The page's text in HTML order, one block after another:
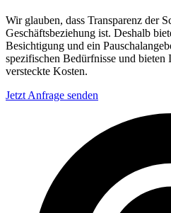
Wir glauben, dass Transparenz der
Geschäftsbeziehung ist. Deshalb
Besichtigung und ein
spezifischen Bedürfnisse und bieten
versteckte Kosten.
Jetzt Anfrage senden